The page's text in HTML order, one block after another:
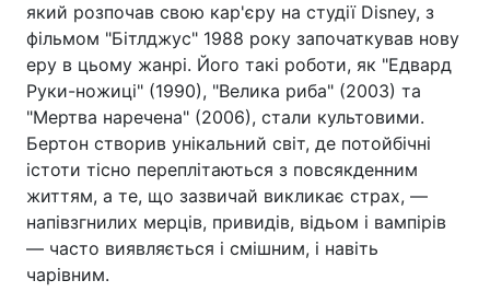
який розпочав свою кар'єру на студії Disney, з
фільмом "Бітлджус" 1988 року започаткував нову
еру в цьому жанрі. Його такі роботи, як "Едвард
Руки-ножиці" (1990), "Велика риба" (2003) та
"Мертва наречена" (2006), стали культовими.
Бертон створив унікальний світ, де потойбічні
істоти тісно переплітаються з повсякденним
життям, а те, що зазвичай викликає страх, —
напівзгнилих мерців, привидів, відьом і вампірів
— часто виявляється і смішним, і навіть
чарівним.